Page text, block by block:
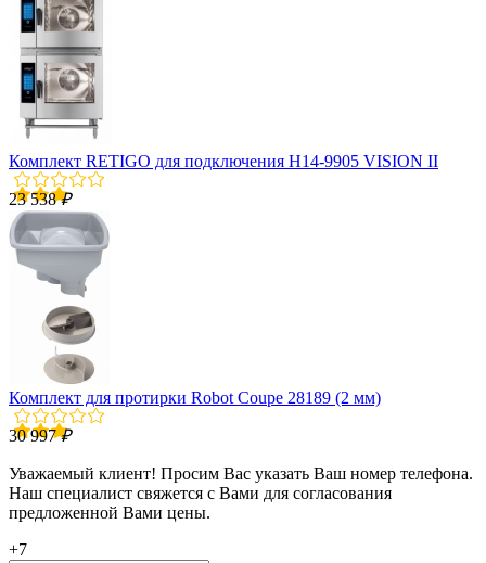
Комплект RETIGO для подключения H14-9905 VISION II
23 538₽
Комплект для протирки Robot Coupe 28189 (2 мм)
30 997₽
Уважаемый клиент! Просим Вас указать Ваш номер телефона.
Наш специалист свяжется с Вами для согласования
предложенной Вами цены.
+7